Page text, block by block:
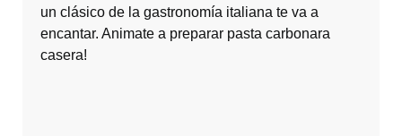
un clásico de la gastronomía italiana te va a
encantar. Animate a preparar pasta carbonara
casera!